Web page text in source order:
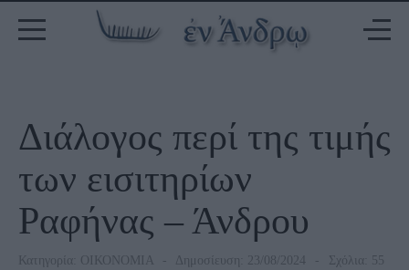
Διάλογος περί της τιμής
των εισιτηρίων
Ραφήνας – Άνδρου
Κατηγορία: ΟΙΚΟΝΟΜΙΑ Δημοσίευση: 23/08/2024 Σχόλια: 55